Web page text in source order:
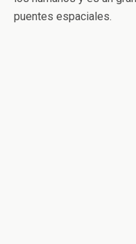
puentes espaciales.